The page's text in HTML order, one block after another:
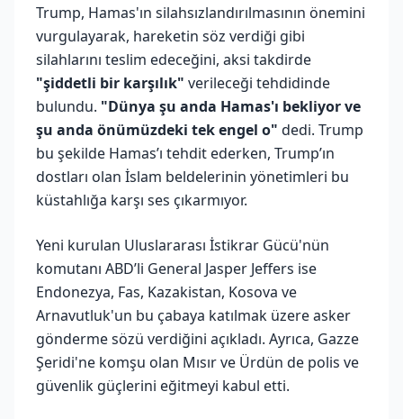
Trump, Hamas'ın silahsızlandırılmasının önemini
vurgulayarak, hareketin söz verdiği gibi
silahlarını teslim edeceğini, aksi takdirde
"şiddetli bir karşılık" verileceği tehdidinde
bulundu. "Dünya şu anda Hamas'ı bekliyor ve
şu anda önümüzdeki tek engel o" dedi. Trump
bu şekilde Hamas’ı tehdit ederken, Trump’ın
dostları olan İslam beldelerinin yönetimleri bu
küstahlığa karşı ses çıkarmıyor.
Yeni kurulan Uluslararası İstikrar Gücü'nün
komutanı ABD’li General Jasper Jeffers ise
Endonezya, Fas, Kazakistan, Kosova ve
Arnavutluk'un bu çabaya katılmak üzere asker
gönderme sözü verdiğini açıkladı. Ayrıca, Gazze
Şeridi'ne komşu olan Mısır ve Ürdün de polis ve
güvenlik güçlerini eğitmeyi kabul etti.